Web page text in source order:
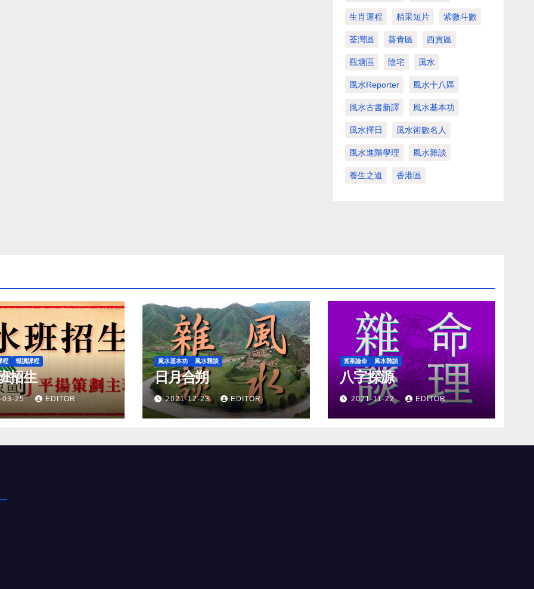
生肖運程 精采短片 紫微斗數
荃灣區 葵青區 西貢區
觀塘區 陰宅 風水
風水Reporter 風水十八區
風水古書新譯 風水基本功
風水擇日 風水術數名人
風水進階學理 風水雜談
養生之道 香港區
程 報讀課程
招生
03-25 EDITOR
風水基本功 風水雜談
日月合朔
2021-12-23 EDITOR
煮茶論命 風水雜談
八字探源
2021-11-22 EDITOR